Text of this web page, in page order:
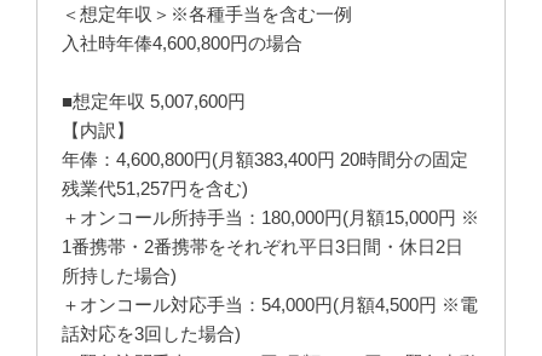
＜想定年収＞※各種手当を含む一例
入社時年俸4,600,800円の場合
■想定年収 5,007,600円
【内訳】
年俸：4,600,800円(月額383,400円 20時間分の固定
残業代51,257円を含む)
＋オンコール所持手当：180,000円(月額15,000円 ※
1番携帯・2番携帯をそれぞれ平日3日間・休日2日
所持した場合)
＋オンコール対応手当：54,000円(月額4,500円 ※電
話対応を3回した場合)